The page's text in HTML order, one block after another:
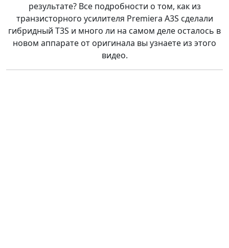
результате? Все подробности о том, как из
транзисторного усилителя Premiera A3S сделали
гибридный T3S и много ли на самом деле осталось в
новом аппарате от оригинала вы узнаете из этого
видео.